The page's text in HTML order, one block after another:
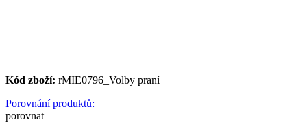
Kód zboží: rMIE0796_Volby praní
Porovnání produktů:
porovnat